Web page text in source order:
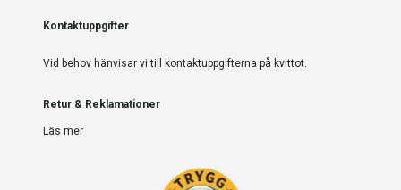
Kontaktuppgifter
Vid behov hänvisar vi till kontaktuppgifterna på kvittot.
Retur & Reklamationer
Läs mer